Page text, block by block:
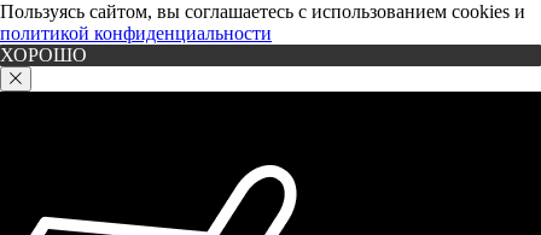
Пользуясь сайтом, вы соглашаетесь с использованием cookies и
политикой конфиденциальности
ХОРОШО